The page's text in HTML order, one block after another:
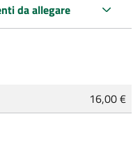
da allegare
16,00 €